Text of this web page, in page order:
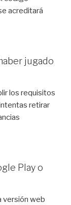
acreditará
jugado
los requisitos
retirar
Play o
versión web